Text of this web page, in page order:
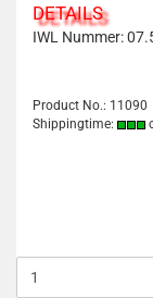
DETAILS
IWL Nummer:
Product No.: 11090
Shippingtime: